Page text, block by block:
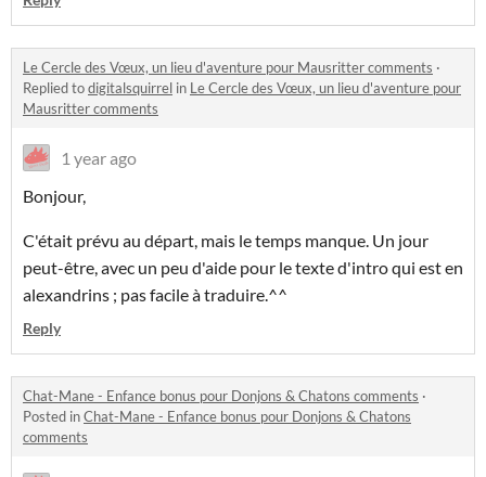
Le Cercle des Vœux, un lieu d'aventure pour Mausritter comments ·
Replied todigitalsquirrel in Le Cercle des Vœux, un lieu d'aventure pour
Mausritter comments
1 year ago
Bonjour,
C'était prévu au départ, mais le temps manque. Un jour
peut-être, avec un peu d'aide pour le texte d'intro qui est en
alexandrins ; pas facile à traduire.^^
Reply
Chat-Mane - Enfance bonus pour Donjons & Chatons comments ·
Posted inChat-Mane - Enfance bonus pour Donjons & Chatons
comments